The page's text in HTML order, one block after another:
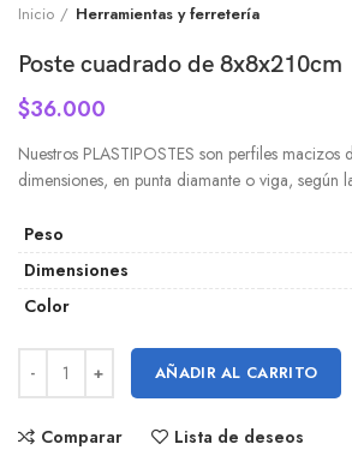
Inicio Herramientas y ferretería
Poste cuadrado de 8x8x210cm
$36.000
Nuestros PLASTIPOSTES son perfiles macizos
dimensiones, en punta diamante o viga, según
Peso
Dimensiones
Color
AÑADIR AL CARRITO
Comparar Lista de deseos